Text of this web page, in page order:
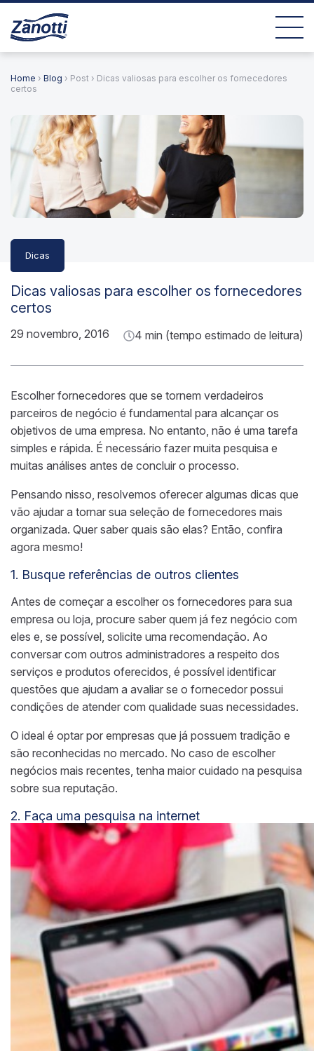
Home › Blog › Post › Dicas valiosas para escolher os fornecedores
certos
Dicas
Dicas valiosas para escolher os fornecedores
certos
29 novembro, 2016 4 min (tempo estimado de leitura)
Escolher fornecedores que se tornem verdadeiros
parceiros de negócio é fundamental para alcançar os
objetivos de uma empresa. No entanto, não é uma tarefa
simples e rápida. É necessário fazer muita pesquisa e
muitas análises antes de concluir o processo.
Pensando nisso, resolvemos oferecer algumas dicas que
vão ajudar a tornar sua seleção de fornecedores mais
organizada. Quer saber quais são elas? Então, confira
agora mesmo!
1. Busque referências de outros clientes
Antes de começar a escolher os fornecedores para sua
empresa ou loja, procure saber quem já fez negócio com
eles e, se possível, solicite uma recomendação. Ao
conversar com outros administradores a respeito dos
serviços e produtos oferecidos, é possível identificar
questões que ajudam a avaliar se o fornecedor possui
condições de atender com qualidade suas necessidades.
O ideal é optar por empresas que já possuem tradição e
são reconhecidas no mercado. No caso de escolher
negócios mais recentes, tenha maior cuidado na pesquisa
sobre sua reputação.
2. Faça uma pesquisa na internet